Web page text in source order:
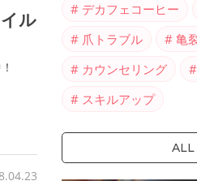
ル
デカフェコーヒー
爪トラブル
亀
カウンセリング
スキルアップ
ALL